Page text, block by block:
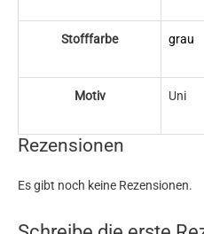
Stofffarbe grau
Motiv Uni
Rezensionen
Es gibt noch keine Rezensionen.